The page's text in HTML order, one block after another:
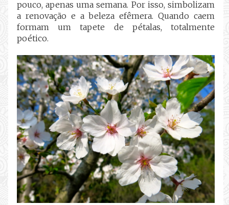
pouco, apenas uma semana. Por isso, simbolizam
a renovação e a beleza efêmera. Quando caem
formam um tapete de pétalas, totalmente
poético.